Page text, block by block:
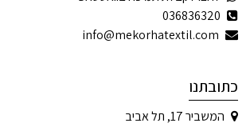
036836320
info@mekorhatextil.com
כתובתנו
המשביר 17, תל אביב